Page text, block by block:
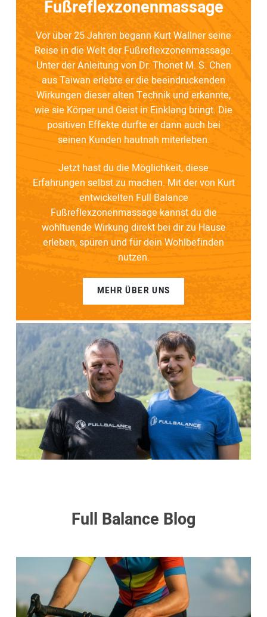
Fußreflexzonenmassage
Vor über 25 Jahren begann Kurt Wallner seine
Reise in die Welt der Fußreflexzonenmassage.
Unter der Anleitung von Dr. Thonet M. S. Chen
aus Taiwan erlebte er die beeindruckenden
Wirkungen dieser alten Technik und erkannte,
wie sie Körper und Geist in Einklang bringt. Die
positiven Effekte durfte er dann auch bei
seinen Kunden hautnah miterleben.
Jetzt hast du die Möglichkeit, diese
Erfahrungen selbst zu machen. Mit der von Kurt
entwickelten Full Balance
Fußreflexzonenmassage kannst du die
wohltuende Wirkung direkt bei dir zu Hause
erleben, spüren und für dein Wohlbefinden
nutzen.
MEHR ÜBER UNS
Full Balance Blog